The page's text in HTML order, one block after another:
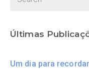
Últimas
Um dia para